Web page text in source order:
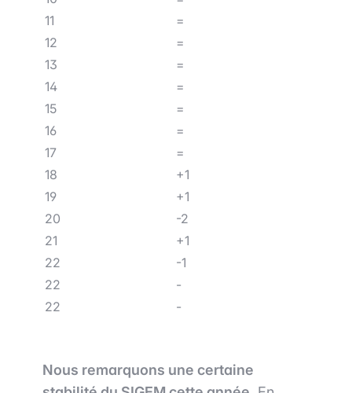
11
=
12
=
13
=
14
=
15
=
16
=
17
=
18
+1
19
+1
20
-2
21
+1
22
-1
22
-
22
-
Nous remarquons une certaine